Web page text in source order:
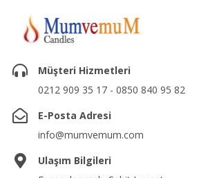
Müşteri Hizmetleri
0212 909 35 17 - 0850 840 95 82
E-Posta Adresi
info@mumvemum.com
Ulaşım Bilgileri